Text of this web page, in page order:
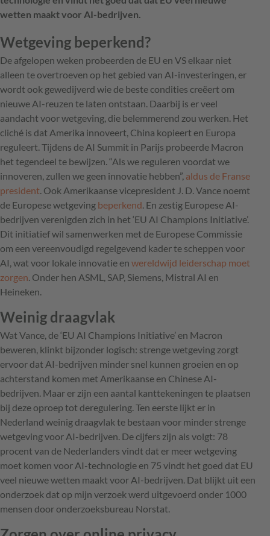
wetten maakt voor AI-bedrijven.
Wetgeving beperkend?
De afgelopen weken probeerden de EU en VS elkaar niet
alleen te overtroeven op het gebied van AI-investeringen, er
wordt ook gewedijverd wie de beste condities creëert om
nieuwe AI-reuzen te laten ontstaan. Daarbij is er veel
aandacht voor wetgeving, die belemmerend zou werken. Het
cliché is dat Amerika innoveert, China kopieert en Europa
reguleert. Tijdens de AI Summit in Parijs probeerde Macron
het tegendeel te bewijzen. “Als we reguleren voordat we
innoveren, zullen we geen innovatie hebben”, aldus de Franse
president . Ook Amerikaanse vicepresident J. D. Vance noemt
de Europese wetgeving beperkend . En zestig Europese AI-
bedrijven verenigden zich in het ‘EU AI Champions Initiative’.
Dit initiatief wil samenwerken met de Europese Commissie
om een vereenvoudigd regelgevend kader te scheppen voor
AI, wat voor lokale innovatie en wereldwijd leiderschap moet
zorgen . Onder hen ASML, SAP, Siemens, Mistral AI en
Heineken.
Weinig draagvlak
Wat Vance, de ‘EU AI Champions Initiative’ en Macron
beweren, klinkt bijzonder logisch: strenge wetgeving zorgt
ervoor dat AI-bedrijven minder snel kunnen groeien en op
achterstand komen met Amerikaanse en Chinese AI-
bedrijven. Maar er zijn een aantal kanttekeningen te plaatsen
bij deze oproep tot deregulering. Ten eerste lijkt er in
Nederland weinig draagvlak te bestaan voor minder strenge
wetgeving voor AI-bedrijven. De cijfers zijn als volgt: 78
procent van de Nederlanders vindt dat er meer wetgeving
moet komen voor AI-technologie en 75 vindt het goed dat EU
veel nieuwe wetten maakt voor AI-bedrijven. Dat blijkt uit een
onderzoek dat op mijn verzoek werd uitgevoerd onder 1000
mensen door onderzoeksbureau Norstat.